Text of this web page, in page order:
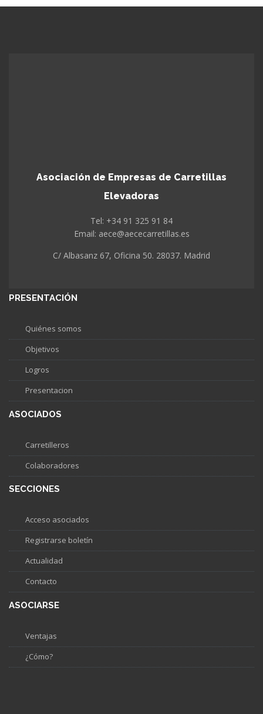
Asociación de Empresas de Carretillas
Elevadoras
Tel: +34 91 325 91 84
Email: aece@aececarretillas.es
C/ Albasanz 67, Oficina 50. 28037. Madrid
PRESENTACIÓN
Quiénes somos
Objetivos
Logros
Presentacion
ASOCIADOS
Carretilleros
Colaboradores
SECCIONES
Acceso asociados
Registrarse boletín
Actualidad
Contacto
ASOCIARSE
Ventajas
¿Cómo?